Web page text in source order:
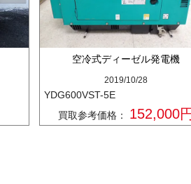
空冷式ディーゼル発電機
2019/10/28
YDG600VST-5E
買取参考価格： 152,000